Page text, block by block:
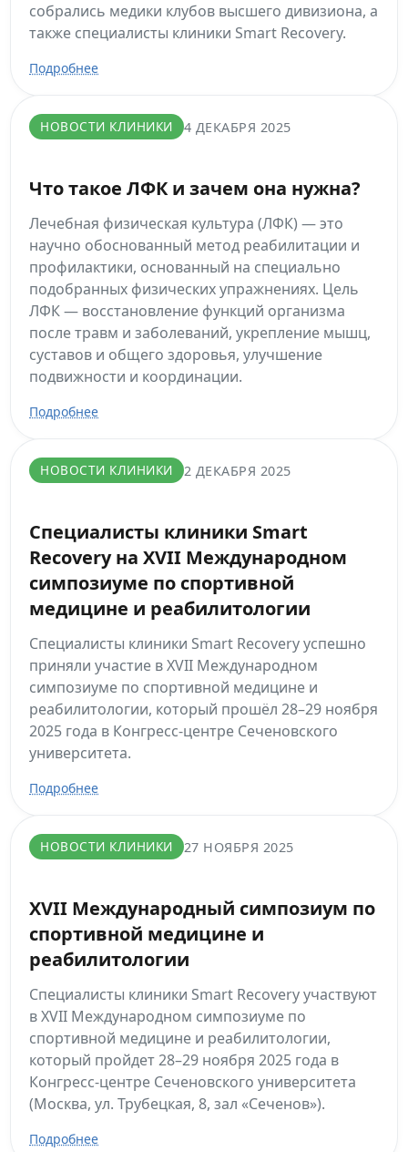
собрались медики клубов высшего дивизиона, а
также специалисты клиники Smart Recovery.
Подробнее
НОВОСТИ КЛИНИКИ 4 ДЕКАБРЯ 2025
Что такое ЛФК и зачем она нужна?
Лечебная физическая культура (ЛФК) — это
научно обоснованный метод реабилитации и
профилактики, основанный на специально
подобранных физических упражнениях. Цель
ЛФК — восстановление функций организма
после травм и заболеваний, укрепление мышц,
суставов и общего здоровья, улучшение
подвижности и координации.
Подробнее
НОВОСТИ КЛИНИКИ 2 ДЕКАБРЯ 2025
Специалисты клиники Smart
Recovery на XVII Международном
симпозиуме по спортивной
медицине и реабилитологии
Специалисты клиники Smart Recovery успешно
приняли участие в XVII Международном
симпозиуме по спортивной медицине и
реабилитологии, который прошёл 28–29 ноября
2025 года в Конгресс-центре Сеченовского
университета.
Подробнее
НОВОСТИ КЛИНИКИ 27 НОЯБРЯ 2025
XVII Международный симпозиум по
спортивной медицине и
реабилитологии
Специалисты клиники Smart Recovery участвуют
в XVII Международном симпозиуме по
спортивной медицине и реабилитологии,
который пройдет 28–29 ноября 2025 года в
Конгресс-центре Сеченовского университета
(Москва, ул. Трубецкая, 8, зал «Сеченов»).
Подробнее